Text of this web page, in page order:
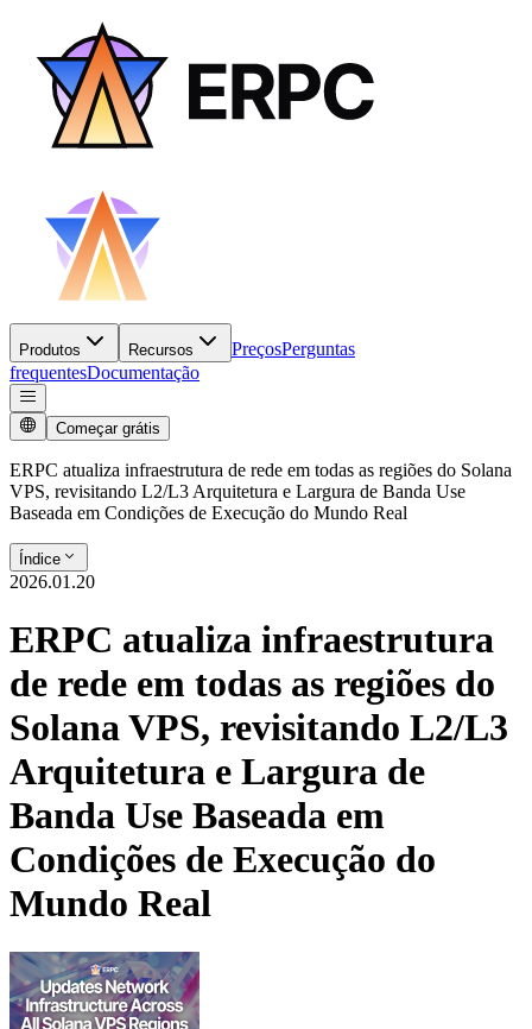
Produtos Recursos PreçosPerguntas
frequentesDocumentação
Começar grátis
ERPC atualiza infraestrutura de rede em todas as regiões do Solana
VPS, revisitando L2/L3 Arquitetura e Largura de Banda Use
Baseada em Condições de Execução do Mundo Real
Índice
2026.01.20
ERPC atualiza infraestrutura
de rede em todas as regiões do
Solana VPS, revisitando L2/L3
Arquitetura e Largura de
Banda Use Baseada em
Condições de Execução do
Mundo Real